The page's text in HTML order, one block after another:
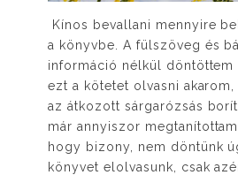
Kínos bevallani mennyire
a könyvbe. A fülszöveg és
információ nélkül döntöttem
ezt a kötetet olvasni
az átkozott sárgarózsás
már annyiszor megtanítottam
hogy bizony, nem döntünk
könyvet elolvasunk, csak